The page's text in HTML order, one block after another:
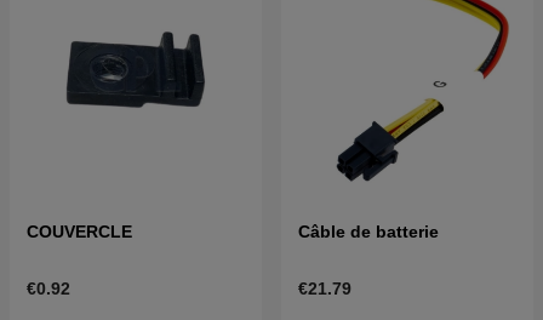
COUVERCLE
€0.92
Câble de batterie
€21.79